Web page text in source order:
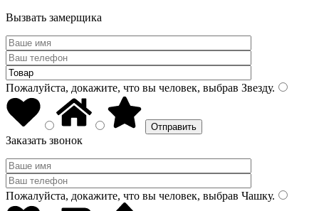
Вызвать замерщика
Пожалуйста, докажите, что вы человек, выбрав Звезду.
Заказать звонок
Пожалуйста, докажите, что вы человек, выбрав Чашку.